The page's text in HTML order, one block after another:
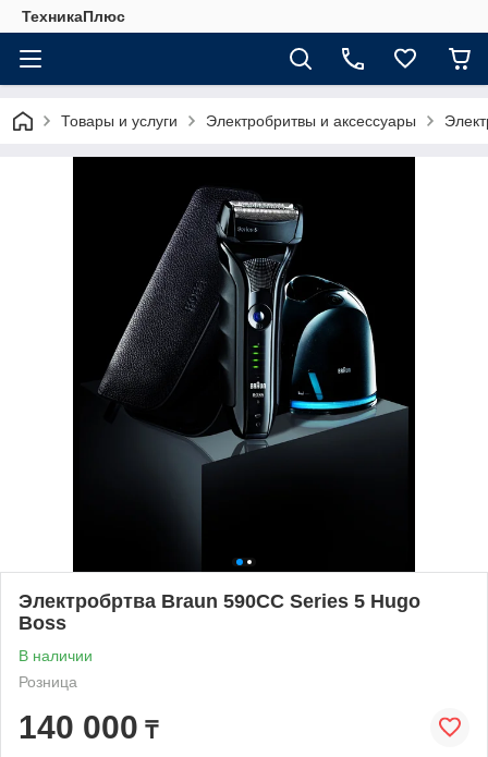
ТехникаПлюс
Товары и услуги Электробритвы и аксессуары
Электробртва Braun 590CC Series 5 Hugo
Boss
В наличии
Розница
140 000 ₸